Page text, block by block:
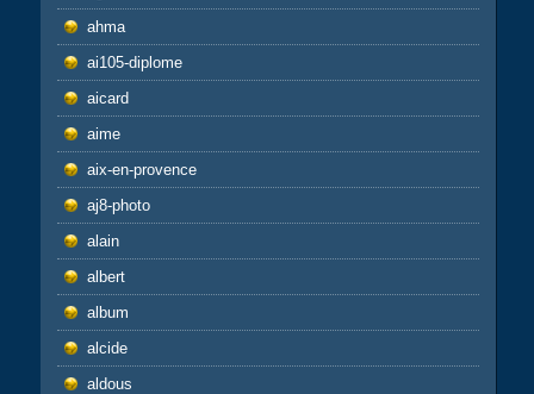
ahma
ai105-diplome
aicard
aime
aix-en-provence
aj8-photo
alain
albert
album
alcide
aldous